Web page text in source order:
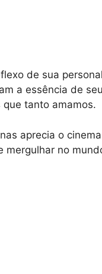
de sua
a essência de
tanto amamos.
aprecia o
mergulhar no